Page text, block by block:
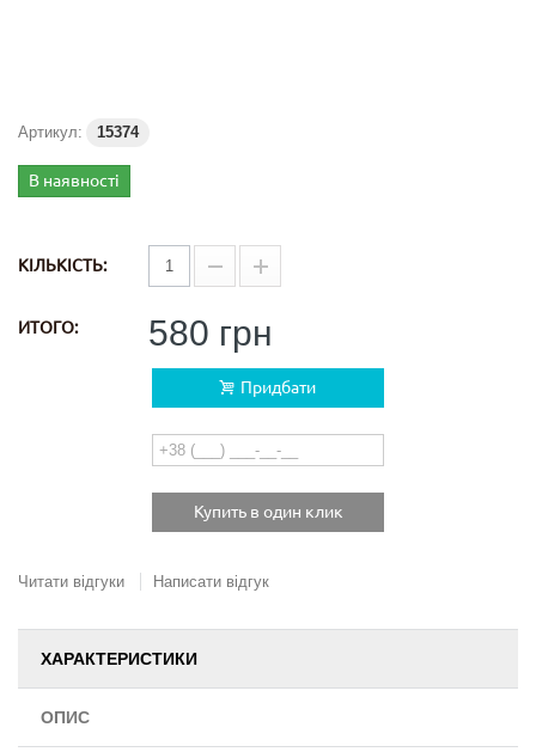
Артикул: 15374
В наявності
КІЛЬКІСТЬ:
ИТОГО: 580 грн
Придбати
Купить в один клик
Читати відгуки Написати відгук
ХАРАКТЕРИСТИКИ
ОПИС